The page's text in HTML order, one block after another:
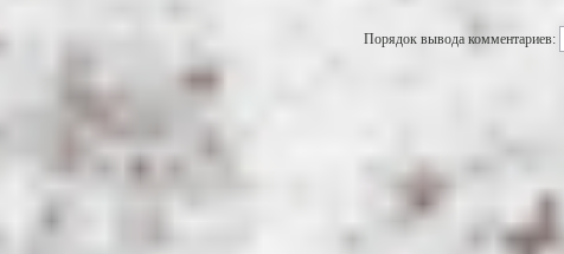
Порядок вывода комментариев: